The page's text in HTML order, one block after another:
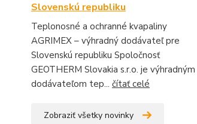
Slovenskú republiku
Teplonosné a ochranné kvapaliny
AGRIMEX – výhradný dodávateľ pre
Slovenskú republiku Spoločnosť
GEOTHERM Slovakia s.r.o. je výhradným
dodávateľom tep... čítať celé
Zobraziť všetky novinky